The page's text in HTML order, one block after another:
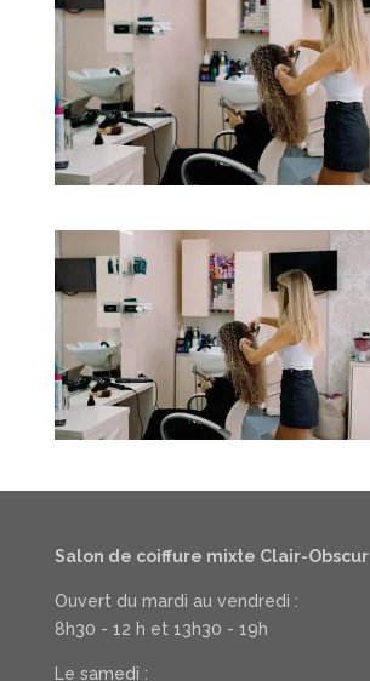
Salon de coiffure mixte Clair-Obscur
Ouvert du mardi au vendredi :
8h30 - 12 h et 13h30 - 19h
Le samedi :